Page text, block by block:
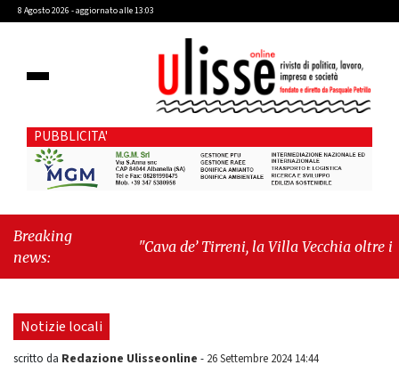
8 Agosto 2026 - aggiornato alle 13:03
PUBBLICITA'
Breaking
news:
"Cava de’ Tirreni, la Villa Vecchia oltre i
seduta consiliare: “Serve chiarezza!”"
Notizie locali
scritto da Redazione Ulisseonline - 26 Settembre 2024 14:44